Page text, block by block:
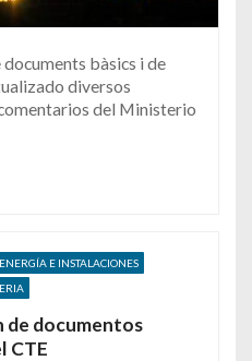
bàsics i de
diversos
del Ministerio
ENERGÍA E INSTALACIONES
de documentos
CTE